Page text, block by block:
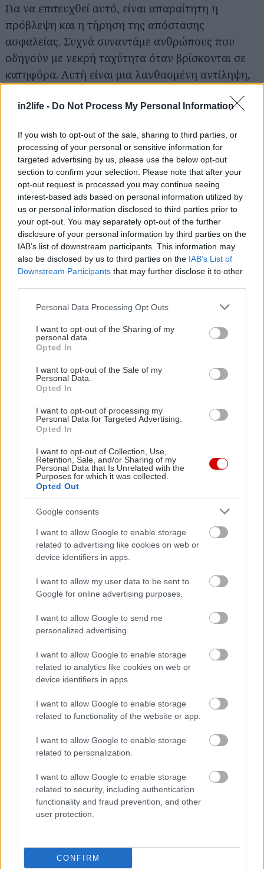
in2life - Do Not Process My Personal Information
If you wish to opt-out of the sale, sharing to third parties, or
processing of your personal or sensitive information for
targeted advertising by us, please use the below opt-out
section to confirm your selection. Please note that after your
opt-out request is processed you may continue seeing
interest-based ads based on personal information utilized by
us or personal information disclosed to third parties prior to
your opt-out. You may separately opt-out of the further
disclosure of your personal information by third parties on the
IAB’s list of downstream participants. This information may
also be disclosed by us to third parties on the IAB’s List of
Downstream Participants that may further disclose it to other
Please note that this website/app uses one or more Google
not limited to your visit or usage behaviour. You may click to
grant or deny consent to Google and its third-party tags to
use your data for below specified purposes in below Google
consent section.
Personal Data Processing Opt Outs
I want to opt-out of the Sharing of my
personal data.
Opted In
I want to opt-out of the Sale of my
Personal Data.
Opted In
I want to opt-out of processing my
Personal Data for Targeted Advertising.
Opted In
I want to opt-out of Collection, Use,
Retention, Sale, and/or Sharing of my
Personal Data that Is Unrelated with the
Purposes for which it was collected.
Opted Out
Google consents
I want to allow Google to enable storage
related to advertising like cookies on web or
device identifiers in apps.
I want to allow my user data to be sent to
Google for online advertising purposes.
I want to allow Google to send me
personalized advertising.
I want to allow Google to enable storage
related to analytics like cookies on web or
device identifiers in apps.
I want to allow Google to enable storage
related to functionality of the website or app.
I want to allow Google to enable storage
related to personalization.
I want to allow Google to enable storage
related to security, including authentication
functionality and fraud prevention, and other
user protection.
CONFIRM
Για να επιτευχθεί αυτό, είναι απαραίτητη η
πρόβλεψη και η τήρηση της απόστασης
ασφαλείας. Συχνά συναντάμε ανθρώπους που
οδηγούν με νεκρή ταχύτητα όταν βρίσκονται σε
κατηφόρα. Αυτή είναι μια λανθασμένη αντίληψη,
από το κιβώτιο ταχυτήτων και έχουμε
διαδικασία είναι να χρησιμοποιήσουμε το
φρενάρισμα του κινητήρα, δηλαδή, με
ενεργοποιημένη την ταχύτητα, σηκώνουμε το
πόδι μας από το γκάζι και με αυτόν τον τρόπο,
δεν θα υπάρχει κατανάλωση καυσίμου.
Διαβάστε επίσης
Αναζήτηση
για...